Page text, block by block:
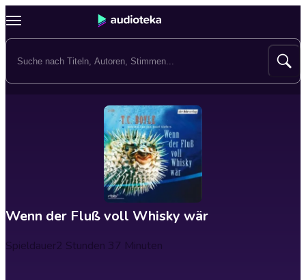
Wenn der Fluß voll Whisky wär
Spieldauer2 Stunden 37 Minuten